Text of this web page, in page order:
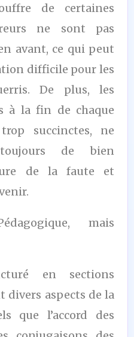
de certaines
ne sont pas
avant, ce qui peut
difficile pour les
De plus, les
à la fin de chaque
succinctes, ne
de bien
de la faute et
mais
en sections
divers aspects de la
que l’accord des